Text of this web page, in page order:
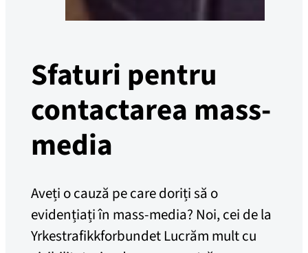
Sfaturi pentru
contactarea mass-
media
Aveți o cauză pe care doriți să o
evidențiați în mass-media? Noi, cei de la
Yrkestrafikkforbundet Lucrăm mult cu